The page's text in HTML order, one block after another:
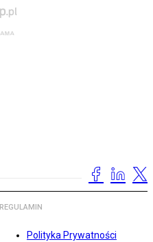
REGULAMIN
Polityka Prywatności